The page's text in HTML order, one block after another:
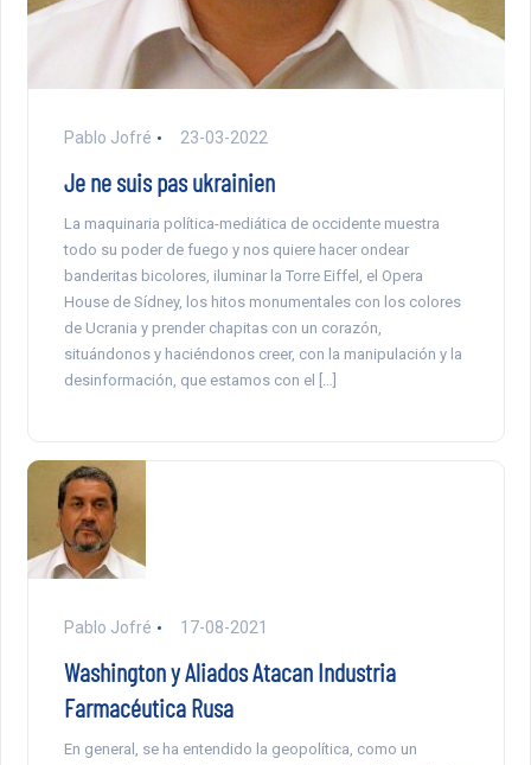
Pablo Jofré 23-03-2022
Je ne suis pas ukrainien
La maquinaria política-mediática de occidente muestra
todo su poder de fuego y nos quiere hacer ondear
banderitas bicolores, iluminar la Torre Eiffel, el Opera
House de Sídney, los hitos monumentales con los colores
de Ucrania y prender chapitas con un corazón,
situándonos y haciéndonos creer, con la manipulación y la
desinformación, que estamos con el […]
Pablo Jofré 17-08-2021
Washington y Aliados Atacan Industria
Farmacéutica Rusa
En general, se ha entendido la geopolítica, como un